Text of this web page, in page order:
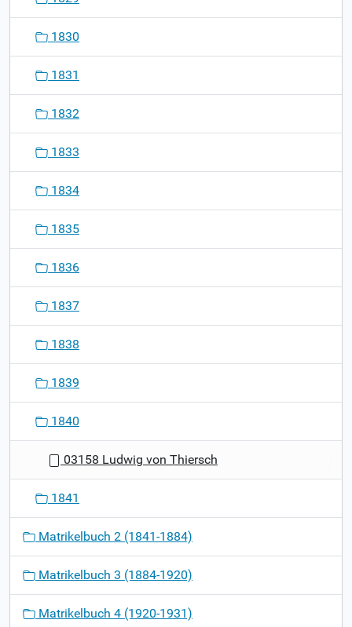
1830
1831
1832
1833
1834
1835
1836
1837
1838
1839
1840
03158 Ludwig von Thiersch
1841
Matrikelbuch 2 (1841-1884)
Matrikelbuch 3 (1884-1920)
Matrikelbuch 4 (1920-1931)